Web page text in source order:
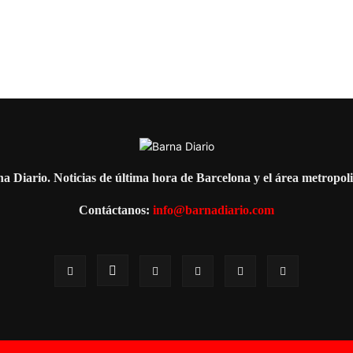
Diario. Noticias de última hora de Barcelona y el área
Contáctanos: info@barnadiario.com